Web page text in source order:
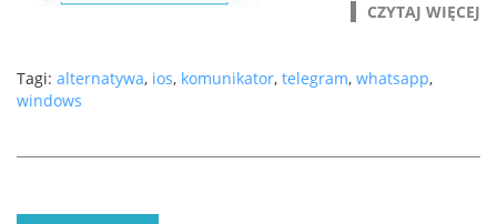
CZYTAJ WIĘCEJ
Tagi: alternatywa, ios, komunikator, telegram, whatsapp,
windows